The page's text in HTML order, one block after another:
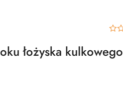
łożyska kulkowego